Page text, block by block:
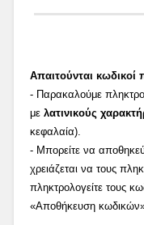
Απαιτούνται
- Παρακαλούμε
με λατινικούς
κεφαλαία).
- Μπορείτε να
χρειάζεται να τους
πληκτρολογείτε τους
«Αποθήκευση